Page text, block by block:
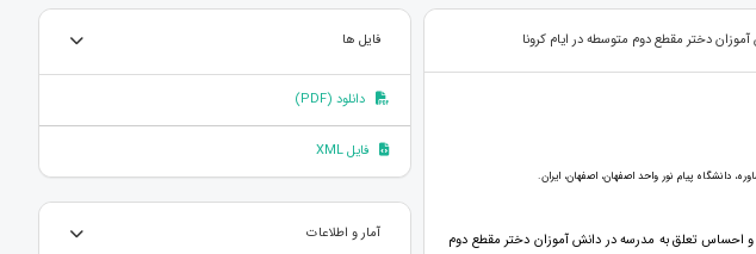
دختر مقطع دوم متوسطه در ایام کرونا
دانشگاه پیام نور واحد اصفهان، اصفهان، ایران.
احساس تعلق به مدرسه در دانش آموزان دختر مقطع دوم
فایل ها
دانلود (PDF)
فایل XML
آمار و اطلاعات